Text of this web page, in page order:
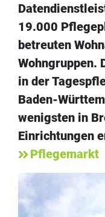
19.000
betreuten
Wohngruppen.
in der
Baden-
wenigsten in
Einrichtungen
Pflegemarkt